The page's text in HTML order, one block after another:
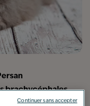
brachycéphales
Shorthair,
Continuer sans accepter